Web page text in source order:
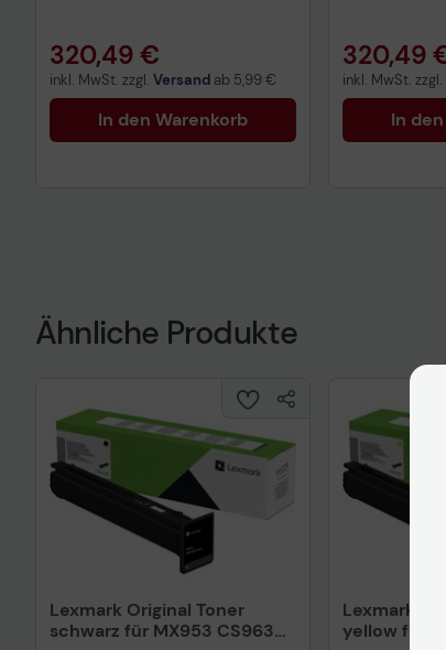
320,49 €
inkl. MwSt. zzgl. Versand ab 5,99 €
In den Warenkorb
320,49
inkl. MwSt. zzgl.
In
Ähnliche Produkte
Lexmark Original Toner
schwarz für MX953 CS963
Lexmark
yellow für